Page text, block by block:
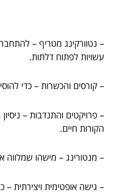
– נטוורקינג מטריף –
עשויות לפתוח דלתות.
– קורסים והכשרות – כדי
– פרויקטים והתנדבות –
הקורות חיים.
– מנטורינג – מישהו שמלווה
– גישה אופטימית ויצירתית –